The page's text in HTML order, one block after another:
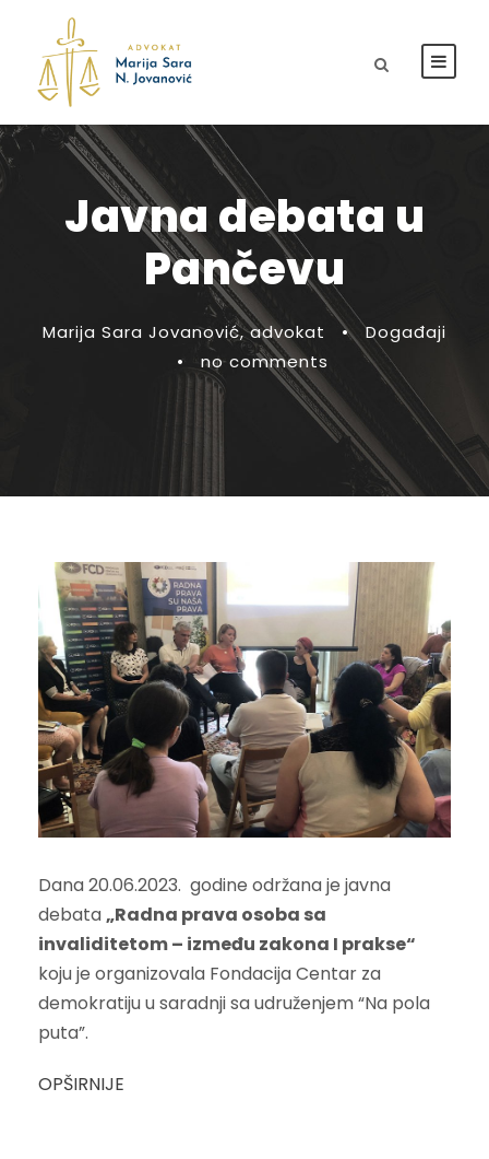
Javna debata u
Pančevu
Marija Sara Jovanović, advokat •
Događaji
•
no comments
Dana 20.06.2023. godine održana je javna
debata„Radna prava osoba sa
invaliditetom – između zakona I prakse“
koju je organizovala Fondacija Centar za
demokratiju u saradnji sa udruženjem “Na pola
puta”.
OPŠIRNIJE